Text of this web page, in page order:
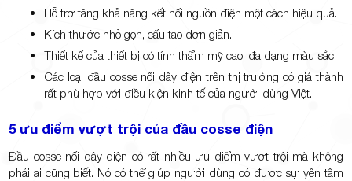
Hỗ trợ tăng khả năng kết nối nguồn điện một cách hiệu quả.
Kích thước nhỏ gọn, cấu tạo đơn giản.
Thiết kế của thiết bị có tính thẩm mỹ cao, đa dạng màu sắc.
Các loại đầu cosse nối dây điện trên thị trường có giá thành
rất phù hợp với điều kiện kinh tế của người dùng Việt.
5 ưu điểm vượt trội của đầu cosse điện
Đầu cosse nối dây điện có rất nhiều ưu điểm vượt trội mà không
phải ai cũng biết. Nó có thể giúp người dùng có được sự yên tâm